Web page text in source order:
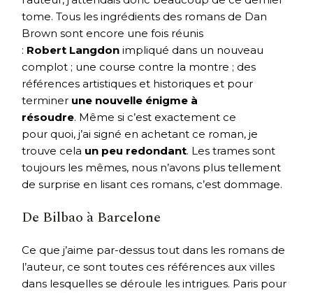
tome. Tous les ingrédients des romans de Dan
Brown sont encore une fois réunis
: Robert Langdon impliqué dans un nouveau
complot ; une course contre la montre ; des
références artistiques et historiques et pour
terminer une nouvelle énigme à
résoudre. Même si c’est exactement ce
pour quoi, j’ai signé en achetant ce roman, je
trouve cela un peu redondant. Les trames sont
toujours les mêmes, nous n’avons plus tellement
de surprise en lisant ces romans, c’est dommage.
De Bilbao à Barcelone
Ce que j’aime par-dessus tout dans les romans de
l’auteur, ce sont toutes ces références aux villes
dans lesquelles se déroule les intrigues. Paris pour